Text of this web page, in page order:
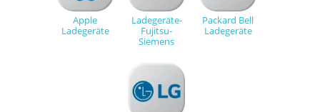
Apple
Ladegeräte
Ladegeräte-
Fujitsu-
Siemens
Packard Bell
Ladegeräte